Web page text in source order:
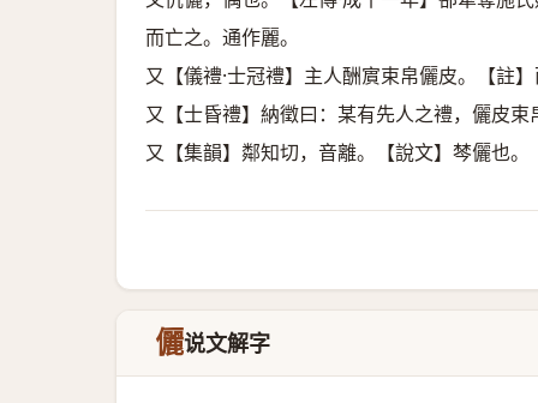
而亡之。通作麗。
又【儀禮·士冠禮】主人酬賔束帛儷皮。【註
又【士昏禮】納徵曰：某有先人之禮，儷皮
又【集韻】鄰知切，音離。【說文】棽儷也
儷说文解字